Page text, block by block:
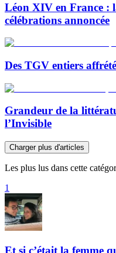
Léon XIV en France :
célébrations annoncée
Des TGV entiers
Grandeur de la
l’Invisible
Charger plus d'articles
Les plus lus dans cette
1
Et si c’était la femme